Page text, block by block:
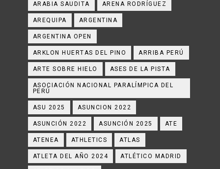
ARABIA SAUDITA ARENA RODRÍGUEZ
AREQUIPA ARGENTINA
ARGENTINA OPEN
ARKLON HUERTAS DEL PINO ARRIBA PERÚ
ARTE SOBRE HIELO ASES DE LA PISTA
ASOCIACIÓN NACIONAL PARALÍMPICA DEL
PERÚ
ASU 2025 ASUNCION 2022
ASUNCIÓN 2022 ASUNCIÓN 2025 ATE
ATENEA ATHLETICS ATLAS
ATLETA DEL AÑO 2024 ATLÉTICO MADRID